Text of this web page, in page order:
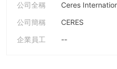
公司全稱
公司簡稱
CERES
企業員工
--